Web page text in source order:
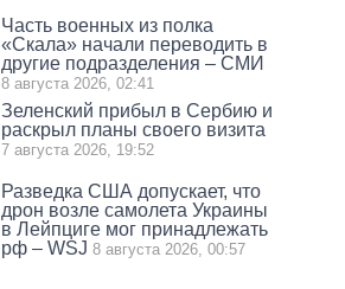
Часть военных из полка
«Скала» начали переводить в
другие подразделения – СМИ
8 августа 2026, 02:41
Зеленский прибыл в Сербию и
раскрыл планы своего визита
7 августа 2026, 19:52
Разведка США допускает, что
дрон возле самолета Украины
в Лейпциге мог принадлежать
рф – WSJ 8 августа 2026, 00:57